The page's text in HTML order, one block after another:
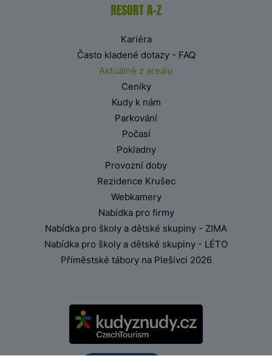
RESORT A-Z
Kariéra
Často kladené dotazy - FAQ
Aktuálně z areálu
Ceníky
Kudy k nám
Parkování
Počasí
Pokladny
Provozní doby
Rezidence Krušec
Webkamery
Nabídka pro firmy
Nabídka pro školy a dětské skupiny - ZIMA
Nabídka pro školy a dětské skupiny - LÉTO
Příměstské tábory na Plešivci 2026